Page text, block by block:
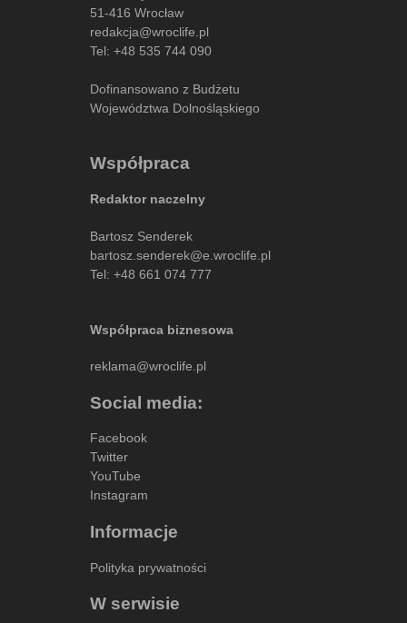
51-416 Wrocław
redakcja@wroclife.pl
Tel: +48 535 744 090
Dofinansowano z Budżetu
Województwa Dolnośląskiego
Współpraca
Redaktor naczelny
Bartosz Senderek
bartosz.senderek@e.wroclife.pl
Tel: +48 661 074 777
Współpraca biznesowa
reklama@wroclife.pl
Social media:
Facebook
Twitter
YouTube
Instagram
Informacje
Polityka prywatności
W serwisie